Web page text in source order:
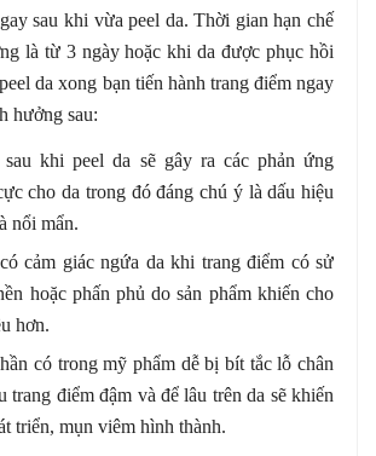
sau khi vừa peel da. Thời gian hạn chế
là từ 3 ngày hoặc khi da được phục hồi
da xong bạn tiến hành trang điểm ngay
hưởng sau:
sau khi peel da sẽ gây ra các phản ứng
cho da trong đó đáng chú ý là dấu hiệu
nổi mẩn.
cảm giác ngứa da khi trang điểm có sử
hoặc phấn phủ do sản phẩm khiến cho
hơn.
có trong mỹ phẩm dễ bị bít tắc lỗ chân
trang điểm đậm và để lâu trên da sẽ khiến
triển, mụn viêm hình thành.